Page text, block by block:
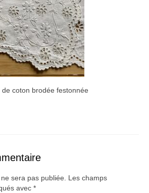
coton brodée festonnée
sera pas publiée.
Les champs
avec *